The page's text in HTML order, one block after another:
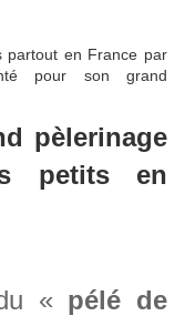
pèlerinage
petits en
« pélé de